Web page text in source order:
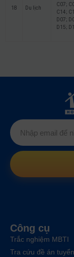
18 Du lịch
C07;
C14;
D07;
D15;
Công cụ
Trắc nghiệm MBTI
Tra cứu đề án